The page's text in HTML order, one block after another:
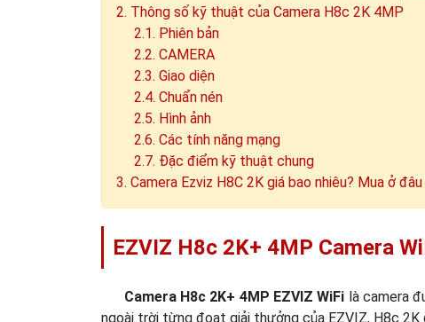
2. Thông số kỹ thuật của Camera H8c 2K 4MP
2.1. Phiên bản
2.2. CAMERA
2.3. Giao diện
2.4. Chuẩn nén
2.5. Hình ảnh
2.6. Các tính năng mạng
2.7. Đặc điểm kỹ thuật chung
3. Camera Ezviz H8C 2K giá bao nhiêu? Mua ở
EZVIZ H8c 2K+ 4MP Camera
Camera H8c 2K+ 4MP EZVIZ WiFi là camera
ngoài trời từng đoạt giải thưởng của EZVIZ, H8c